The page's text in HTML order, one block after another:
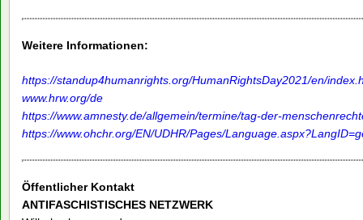
Weitere Informationen:
https://standup4humanrights.org/HumanRightsDay2021/en/
www.hrw.org/de
https://www.amnesty.de/allgemein/termine/tag-der-
https://www.ohchr.org/EN/UDHR/Pages/
Öffentlicher Kontakt
ANTIFASCHISTISCHES NETZWERK